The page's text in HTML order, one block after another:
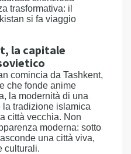
trasformativa: il
si fa viaggio
la capitale
comincia da Tashkent,
che fonde anime
la modernità di una
tradizione islamica
città vecchia. Non
moderna: sotto
una città viva,
culturali.